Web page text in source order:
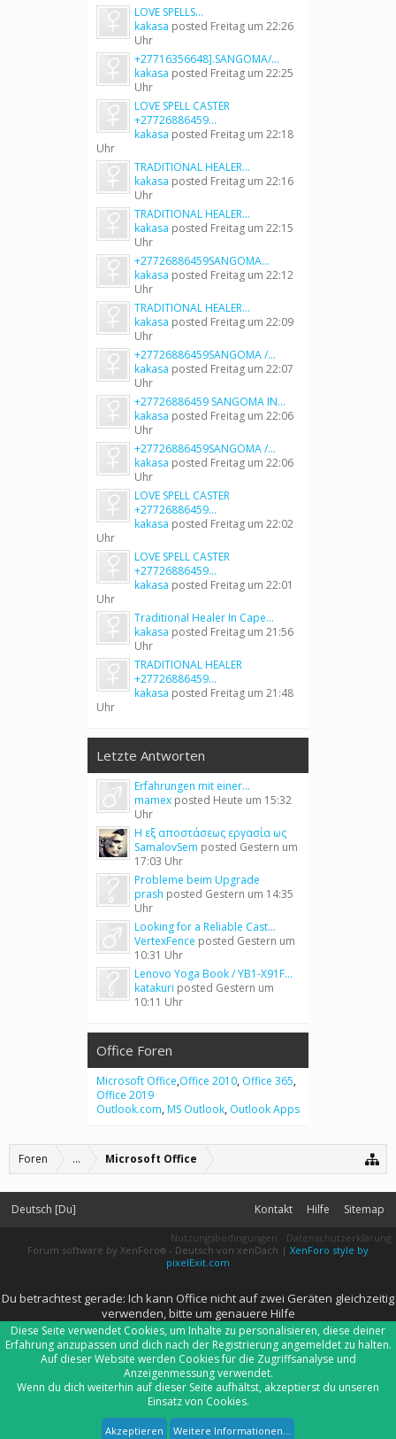
LOVE SPELLS...
kakasa posted Freitag um 22:26
Uhr
+27716356648].SANGOMA/...
kakasa posted Freitag um 22:25
Uhr
LOVE SPELL CASTER
+27726886459...
kakasa posted Freitag um 22:18
Uhr
TRADITIONAL HEALER...
kakasa posted Freitag um 22:16
Uhr
TRADITIONAL HEALER...
kakasa posted Freitag um 22:15
Uhr
+27726886459SANGOMA...
kakasa posted Freitag um 22:12
Uhr
TRADITIONAL HEALER...
kakasa posted Freitag um 22:09
Uhr
+27726886459SANGOMA /...
kakasa posted Freitag um 22:07
Uhr
+27726886459 SANGOMA IN...
kakasa posted Freitag um 22:06
Uhr
+27726886459SANGOMA /...
kakasa posted Freitag um 22:06
Uhr
LOVE SPELL CASTER
+27726886459...
kakasa posted Freitag um 22:02
Uhr
LOVE SPELL CASTER
+27726886459...
kakasa posted Freitag um 22:01
Uhr
Traditional Healer In Cape...
kakasa posted Freitag um 21:56
Uhr
TRADITIONAL HEALER
+27726886459...
kakasa posted Freitag um 21:48
Uhr
Letzte Antworten
Erfahrungen mit einer...
mamex posted Heute um 15:32
Uhr
Η εξ αποστάσεως εργασία ως
SamalovSem posted Gestern um
17:03 Uhr
Probleme beim Upgrade
prash posted Gestern um 14:35
Uhr
Looking for a Reliable Cast...
VertexFence posted Gestern um
10:31 Uhr
Lenovo Yoga Book / YB1-X91F...
katakuri posted Gestern um
10:11 Uhr
Office Foren
Microsoft Office,Office 2010, Office 365,
Office 2019
Outlook.com, MS Outlook, Outlook Apps
Foren ... Microsoft Office
Deutsch [Du] Kontakt Hilfe Sitemap
Nutzungsbedingungen
Datenschutzerklärung
Forum software by XenForo® - Deutsch von xenDach | XenForo style by
pixelExit.com
Du betrachtest gerade: Ich kann Office nicht auf zwei Geräten gleichzeitig
verwenden, bitte um genauere Hilfe
Diese Seite verwendet Cookies, um Inhalte zu personalisieren, diese deiner
Erfahrung anzupassen und dich nach der Registrierung angemeldet zu halten.
Auf dieser Website werden Cookies für die Zugriffsanalyse und
Anzeigenmessung verwendet.
Wenn du dich weiterhin auf dieser Seite aufhältst, akzeptierst du unseren
Einsatz von Cookies.
Akzeptieren Weitere Informationen...